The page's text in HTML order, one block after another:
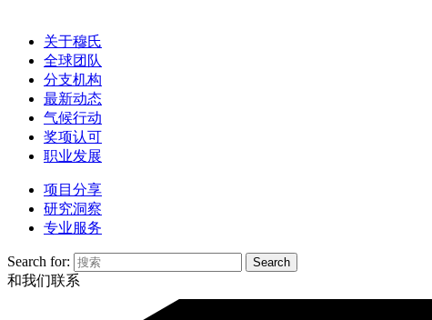
关于穆氏
全球团队
分支机构
最新动态
气候行动
奖项认可
职业发展
项目分享
研究洞察
专业服务
Search for:
和我们联系